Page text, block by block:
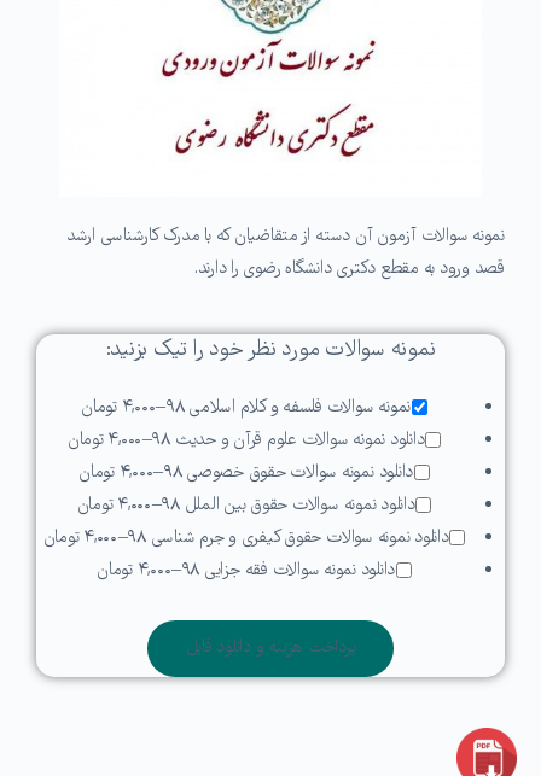
نمونه سوالات آزمون آن دسته از متقاضیان که با مدرک کارشناسی ارشد
قصد ورود به مقطع دکتری دانشگاه رضوی را دارند.
نمونه سوالات مورد نظر خود را تیک بزنید:
نمونه سوالات فلسفه و کلام اسلامی ۹۸ –۴,۰۰۰ تومان
دانلود نمونه سوالات علوم قرآن و حدیث ۹۸
–۴,۰۰۰ تومان
دانلود نمونه سوالات حقوق خصوصی ۹۸
–۴,۰۰۰ تومان
دانلود نمونه سوالات حقوق بین الملل ۹۸
–۴,۰۰۰ تومان
دانلود نمونه سوالات حقوق کیفری و جرم شناسی ۹۸
–۴,۰۰۰ تومان
دانلود نمونه سوالات فقه جزایی ۹۸
–۴,۰۰۰ تومان
پرداخت هزینه و دانلود فایل